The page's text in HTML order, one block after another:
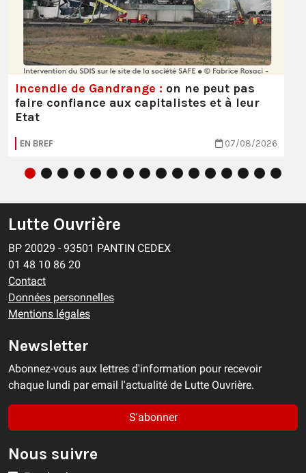
Incendie de Gandrange : on ne peut pas
faire confiance aux capitalistes et à leur
Etat
EN BREF 07/08/2026
Lutte Ouvrière
BP 20029 - 93501 PANTIN CEDEX
01 48 10 86 20
Contact
Données personnelles
Mentions légales
Newsletter
Abonnez-vous aux lettres d'information pour recevoir
chaque lundi par email l'actualité de Lutte Ouvrière.
S'abonner
Nous suivre